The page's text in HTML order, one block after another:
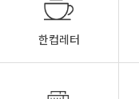
한컵레터